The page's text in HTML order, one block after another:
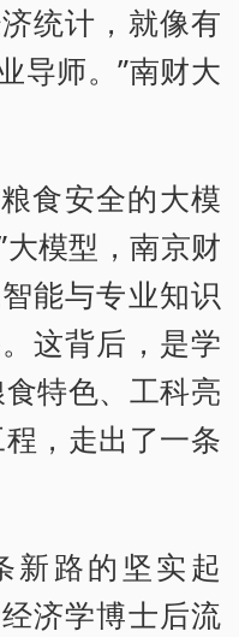
统计，就像有
导师。”南财大
食安全的大模
大模型，南京财
能与专业知识
这背后，是学
特色、工科亮
，走出了一条
新路的坚实起
济学博士后流